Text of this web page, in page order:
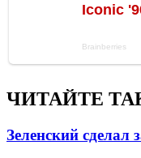
ЧИТАЙТЕ
Зеленский сделал